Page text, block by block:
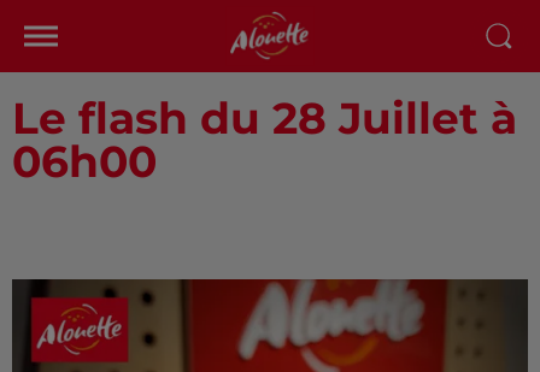
Le flash du 28 Juillet à
06h00